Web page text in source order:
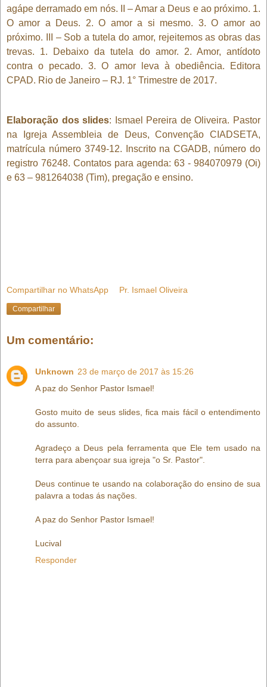
agápe derramado em nós. II – Amar a Deus e ao próximo. 1.
O amor a Deus. 2. O amor a si mesmo. 3. O amor ao
próximo. III – Sob a tutela do amor, rejeitemos as obras das
trevas. 1. Debaixo da tutela do amor. 2. Amor, antídoto
contra o pecado. 3. O amor leva à obediência. Editora
CPAD. Rio de Janeiro – RJ. 1° Trimestre de 2017.
Elaboração dos slides: Ismael Pereira de Oliveira. Pastor
na Igreja Assembleia de Deus, Convenção CIADSETA,
matrícula número 3749-12. Inscrito na CGADB, número do
registro 76248. Contatos para agenda: 63 - 984070979 (Oi)
e 63 – 981264038 (Tim), pregação e ensino.
Compartilhar no WhatsApp Pr. Ismael Oliveira
Compartilhar
Um comentário:
Unknown 23 de março de 2017 às 15:26
A paz do Senhor Pastor Ismael!
Gosto muito de seus slides, fica mais fácil o entendimento
do assunto.
Agradeço a Deus pela ferramenta que Ele tem usado na
terra para abençoar sua igreja "o Sr. Pastor".
Deus continue te usando na colaboração do ensino de sua
palavra a todas ás nações.
A paz do Senhor Pastor Ismael!
Lucival
Responder